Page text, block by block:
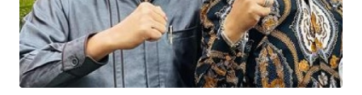
IKLAN
TENTANG
KAMI